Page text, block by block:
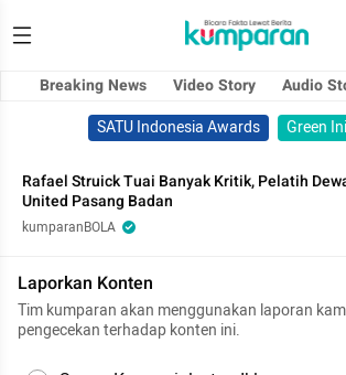
Breaking News Video Story Audio
SATU Indonesia Awards
Green
Rafael Struick Tuai Banyak Kritik, Pelatih
United Pasang Badan
kumparanBOLA
Laporkan Konten
Tim kumparan akan menggunakan laporan
pengecekan terhadap konten ini.